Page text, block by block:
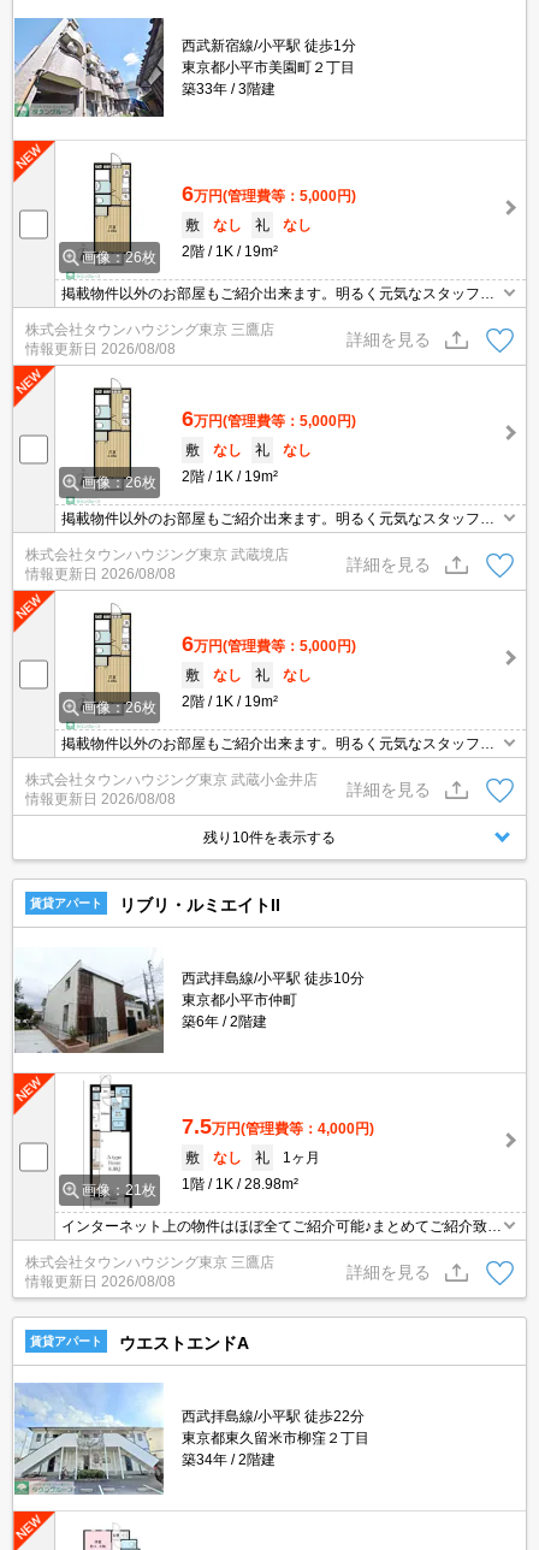
西武新宿線/小平駅 徒歩1分
東京都小平市美園町２丁目
築33年
3階建
画像：26枚
6万円(管理費等：5,000円)
敷
なし 礼
なし
2階
1K 19m²
掲載物件以外のお部屋もご紹介出来ます。明るく元気なスタッフが
丁寧にご対応させていただきます。オンラインで見学・接客可能で
す！お気軽にお問い合わせ下さい☆★
株式会社タウンハウジング東京 三鷹店
情報更新日 2026/08/08
詳細を見る
画像：26枚
6万円(管理費等：5,000円)
敷
なし 礼
なし
2階
1K 19m²
掲載物件以外のお部屋もご紹介出来ます。明るく元気なスタッフが
丁寧にご対応させていただきます。オンラインで見学・接客可能で
す！お気軽にお問い合わせ下さい☆★
株式会社タウンハウジング東京 武蔵境店
情報更新日 2026/08/08
詳細を見る
画像：26枚
6万円(管理費等：5,000円)
敷
なし 礼
なし
2階
1K 19m²
掲載物件以外のお部屋もご紹介出来ます。明るく元気なスタッフが
丁寧にご対応させていただきます。オンラインで見学・接客可能で
す！お気軽にお問い合わせ下さい☆★
株式会社タウンハウジング東京 武蔵小金井店
情報更新日 2026/08/08
詳細を見る
残り10件を表示する
賃貸アパート リブリ・ルミエイトII
西武拝島線/小平駅 徒歩10分
東京都小平市仲町
築6年
2階建
画像：21枚
7.5万円(管理費等：4,000円)
敷
なし 礼
1ヶ月
1階
1K 28.98m²
インターネット上の物件はほぼ全てご紹介可能♪まとめてご紹介致し
ます♪お気軽にお問合せください！お部屋探しはタウンハウジングま
で☆新着情報毎日更新☆
株式会社タウンハウジング東京 三鷹店
情報更新日 2026/08/08
詳細を見る
賃貸アパート ウエストエンドA
西武拝島線/小平駅 徒歩22分
東京都東久留米市柳窪２丁目
築34年
2階建